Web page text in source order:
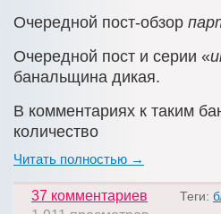
Очередной пост-обзор
Очередной пост и серии «
банальщина дикая.
В комментариях к таким
количество
Читать полностью →
37 комментариев Теги: